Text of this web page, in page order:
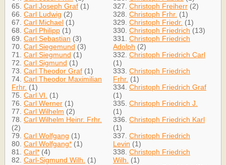
65. Carl Joseph Graf (1)
66. Carl Ludwig (2)
67. Carl Michael (1)
68. Carl Philipp (1)
69. Carl Sebastian (3)
70. Carl Siegemund (3)
71. Carl Siegmund (1)
72. Carl Sigmund (1)
73. Carl Theodor Graf (1)
74. Carl Theodor Maximilian
Frhr. (1)
75. Carl VI.
(1)
76. Carl Werner (1)
77. Carl Wilhelm (2)
78. Carl Wilhelm Heinr. Frhr.
(2)
79. Carl Wolfgang (1)
80. Carl Wolfgang* (1)
81. Carl* (4)
82. Carl-Sigmund Wilh.
(1)
327. Christoph Freiherr (2)
328. Christoph Frhr. (1)
329. Christoph Friedr. (1)
330. Christoph Friedrich (13)
331. Christoph Friedrich
Adolph (2)
332. Christoph Friedrich Carl
(1)
333. Christoph Friedrich
Frhr. (1)
334. Christoph Friedrich Graf
(1)
335. Christoph Friedrich J.
(1)
336. Christoph Friedrich Karl
(1)
337. Christoph Friedrich
Levin (1)
338. Christoph Friedrich
Wilh.
(1)